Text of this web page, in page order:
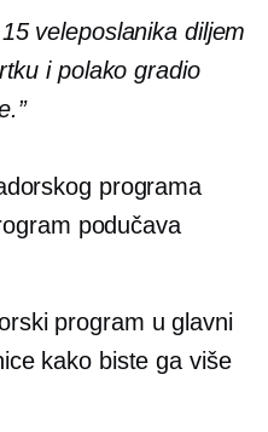
veleposlanika diljem
i polako gradio
programa
podučava
program u glavni
kako biste ga više